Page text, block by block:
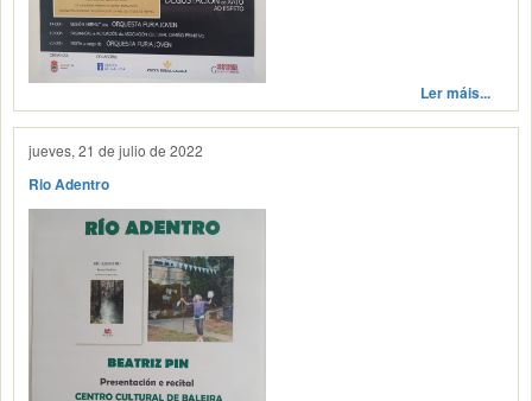
Ler máis...
jueves, 21 de julio de 2022
Rio Adentro